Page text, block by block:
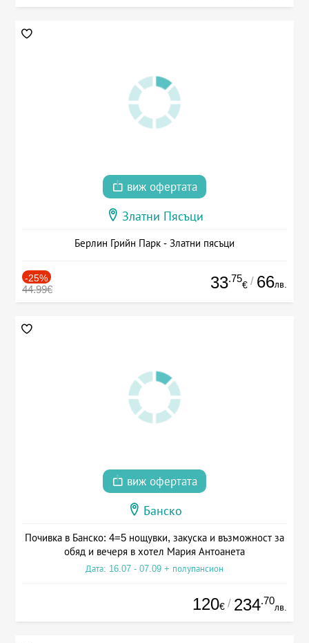
виж офертата
Златни Пясъци
Берлин Грийн Парк - Златни пясъци
-25%
44.99€ 33.75
€ / 66лв.
виж офертата
Банско
Почивка в Банско: 4=5 нощувки, закуска и възможност за
обяд и вечеря в хотел Мария Антоанета
Дата: 16.07 - 07.09 + полупансион
120€ / 234.70
лв.